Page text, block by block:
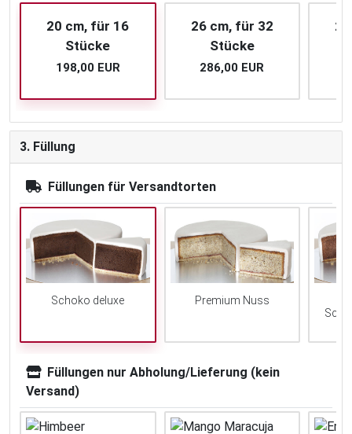
20 cm, für 16
Stücke
198,00 EUR
26 cm, für 32
Stücke
286,00 EUR
3. Füllung
Füllungen für Versandtorten
Schoko deluxe
Premium Nuss
Füllungen nur Abholung/Lieferung (kein
Versand)